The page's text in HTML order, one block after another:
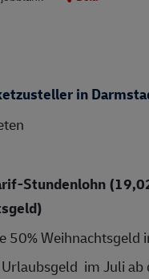
in
Stundenlohn
50%
Urlaubsgeld  im Juli